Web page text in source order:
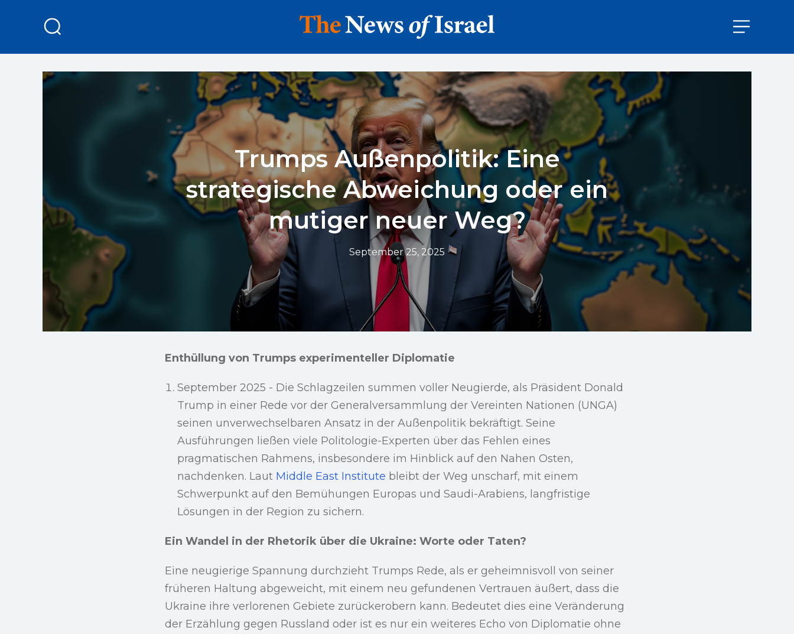
Trumps Außenpolitik: Eine
strategische Abweichung oder ein
mutiger neuer Weg?
September 25, 2025
Enthüllung von Trumps experimenteller Diplomatie
September 2025 - Die Schlagzeilen summen voller Neugierde, als Präsident Donald
Trump in einer Rede vor der Generalversammlung der Vereinten Nationen (UNGA)
seinen unverwechselbaren Ansatz in der Außenpolitik bekräftigt. Seine
Ausführungen ließen viele Politologie-Experten über das Fehlen eines
pragmatischen Rahmens, insbesondere im Hinblick auf den Nahen Osten,
nachdenken. Laut Middle East Institute bleibt der Weg unscharf, mit einem
Schwerpunkt auf den Bemühungen Europas und Saudi-Arabiens, langfristige
Lösungen in der Region zu sichern.
Ein Wandel in der Rhetorik über die Ukraine: Worte oder Taten?
Eine neugierige Spannung durchzieht Trumps Rede, als er geheimnisvoll von seiner
früheren Haltung abgeweicht, mit einem neu gefundenen Vertrauen äußert, dass die
Ukraine ihre verlorenen Gebiete zurückerobern kann. Bedeutet dies eine Veränderung
der Erzählung gegen Russland oder ist es nur ein weiteres Echo von Diplomatie ohne